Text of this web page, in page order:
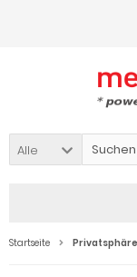
Alle
Startseite